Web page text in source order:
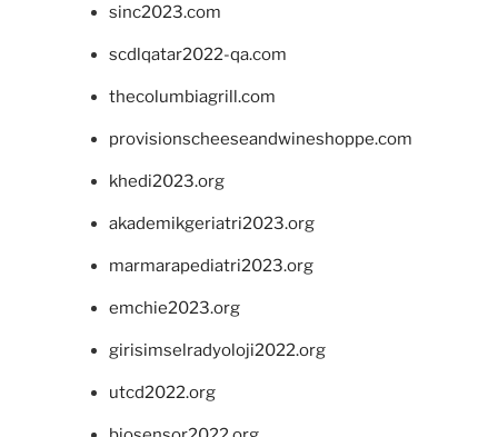
sinc2023.com
scdlqatar2022-qa.com
thecolumbiagrill.com
provisionscheeseandwineshoppe.com
khedi2023.org
akademikgeriatri2023.org
marmarapediatri2023.org
emchie2023.org
girisimselradyoloji2022.org
utcd2022.org